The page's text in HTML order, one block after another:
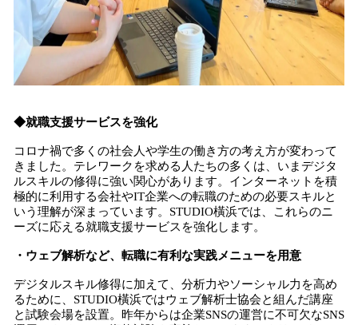
◆就職支援サービスを強化
コロナ禍で多くの社会人や学生の働き方の考え方が変わって
きました。テレワークを求める人たちの多くは、いまデジタ
ルスキルの修得に強い関心があります。インターネットを積
極的に利用する会社やIT企業への転職のための必要スキルと
いう理解が深まっています。STUDIO橫浜では、これらのニ
ーズに応える就職支援サービスを強化します。
・ウェブ解析など、転職に有利な実践メニューを用意
デジタルスキル修得に加えて、分析力やソーシャル力を高め
るために、STUDIO橫浜ではウェブ解析士協会と組んだ講座
と試験会場を設置。昨年からは企業SNSの運営に不可欠なSNS